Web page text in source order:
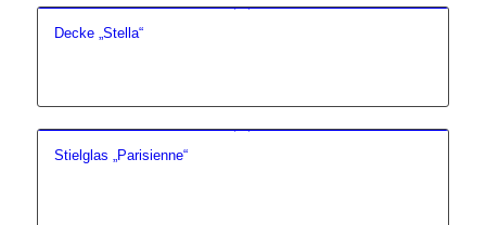
Decke „Stella“
Stielglas „Parisienne“